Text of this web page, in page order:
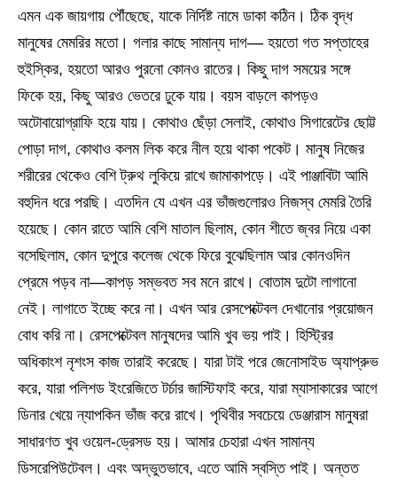
এমন এক জায়গায় পৌঁছেছে, যাকে নির্দিষ্ট নামে ডাকা কঠিন। ঠিক বৃদ্ধ
মানুষের মেমরির মতো। গলার কাছে সামান্য দাগ— হয়তো গত সপ্তাহের
হুইস্কির, হয়তো আরও পুরনো কোনও রাতের। কিছু দাগ সময়ের সঙ্গে
ফিকে হয়, কিছু আরও ভেতরে ঢুকে যায়। বয়স বাড়লে কাপড়ও
অটোবায়োগ্রাফি হয়ে যায়। কোথাও ছেঁড়া সেলাই, কোথাও সিগারেটের ছোট্ট
পোড়া দাগ, কোথাও কলম লিক করে নীল হয়ে থাকা পকেট। মানুষ নিজের
শরীরের থেকেও বেশি ট্রুথ লুকিয়ে রাখে জামাকাপড়ে। এই পাঞ্জাবিটা আমি
বহুদিন ধরে পরছি। এতদিন যে এখন এর ভাঁজগুলোরও নিজস্ব মেমরি তৈরি
হয়েছে। কোন রাতে আমি বেশি মাতাল ছিলাম, কোন শীতে জ্বর নিয়ে একা
বসেছিলাম, কোন দুপুরে কলেজ থেকে ফিরে বুঝেছিলাম আর কোনওদিন
প্রেমে পড়ব না—কাপড় সম্ভবত সব মনে রাখে। বোতাম দুটো লাগানো
নেই। লাগাতে ইচ্ছে করে না। এখন আর রেসপেক্টেবল দেখানোর প্রয়োজন
বোধ করি না। রেসপেক্টেবল মানুষদের আমি খুব ভয় পাই। হিস্ট্রির
অধিকাংশ নৃশংস কাজ তারাই করেছে। যারা টাই পরে জেনোসাইড অ্যাপ্রুভ
করে, যারা পলিশড ইংরেজিতে টর্চার জাস্টিফাই করে, যারা ম্যাসাকারের আগে
ডিনার খেয়ে ন্যাপকিন ভাঁজ করে রাখে। পৃথিবীর সবচেয়ে ডেঞ্জারাস মানুষরা
সাধারণত খুব ওয়েল-ড্রেসড হয়। আমার চেহারা এখন সামান্য
ডিসরেপিউটেবল। এবং অদ্ভুতভাবে, এতে আমি স্বস্তি পাই। অন্তত